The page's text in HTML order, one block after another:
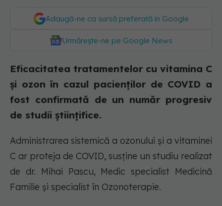
Adaugă-ne ca sursă preferată în Google
Urmărește-ne pe Google News
Eficacitatea tratamentelor cu vitamina C
și ozon în cazul pacienților de COVID a
fost confirmată de un număr progresiv
de studii științifice.
Administrarea sistemică a ozonului și a vitaminei
C ar proteja de COVID, susține un studiu realizat
de dr. Mihai Pascu, Medic specialist Medicină
Familie și specialist în Ozonoterapie.